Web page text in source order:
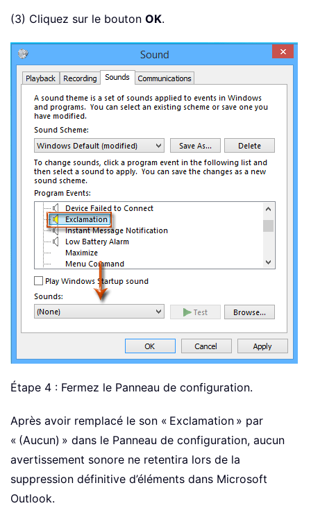
(3) Cliquez sur le bouton OK.
Étape 4 : Fermez le Panneau de configuration.
Après avoir remplacé le son « Exclamation » par
« (Aucun) » dans le Panneau de configuration, aucun
avertissement sonore ne retentira lors de la
suppression définitive d’éléments dans Microsoft
Outlook.